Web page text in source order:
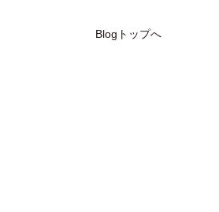
Blogトップへ